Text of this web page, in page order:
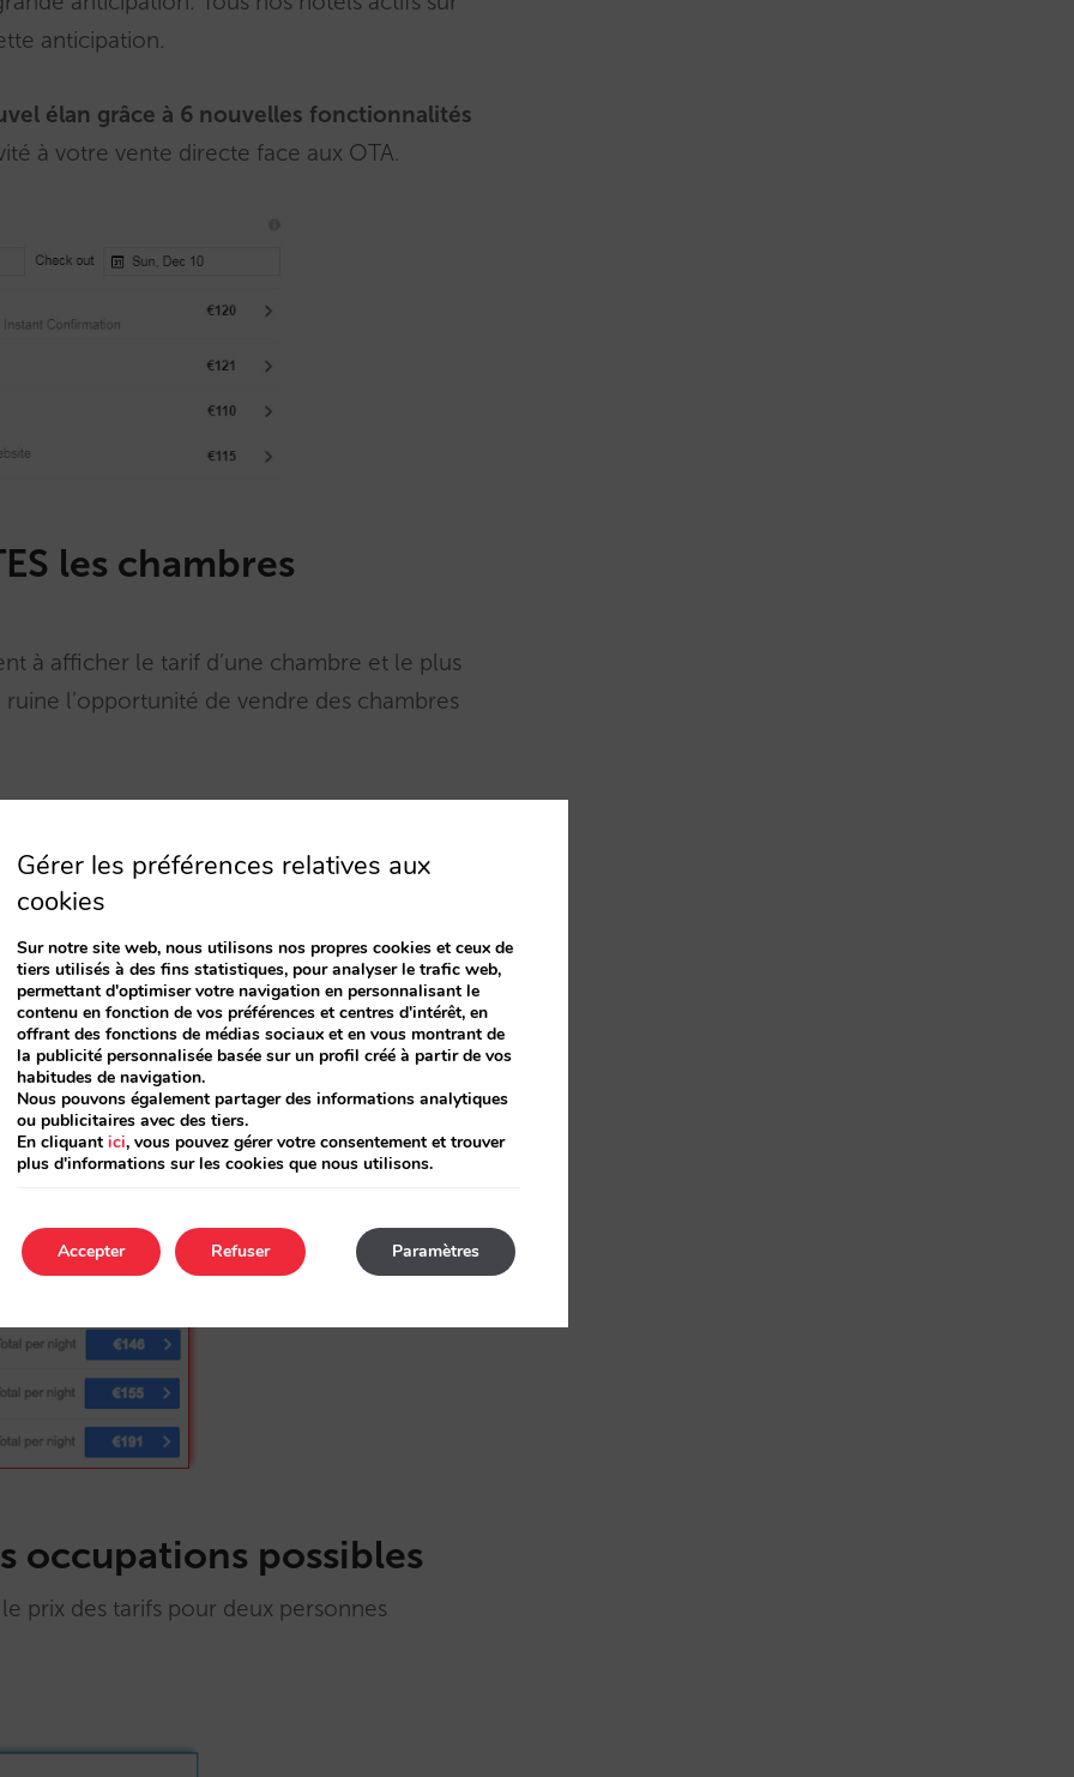
anticipation.
élan grâce à 6 nouvelles fonctionnalités
à votre vente directe face aux OTA.
les chambres
à afficher le tarif d’une chambre et le plus
l’opportunité de vendre des chambres
chambres disponibles à la vente en
occupations possibles
prix des tarifs pour deux personnes
Gérer les préférences relatives aux
cookies
Sur notre site web, nous utilisons nos propres cookies et ceux de
tiers utilisés à des fins statistiques, pour analyser le trafic web,
permettant d'optimiser votre navigation en personnalisant le
contenu en fonction de vos préférences et centres d'intérêt, en
offrant des fonctions de médias sociaux et en vous montrant de
la publicité personnalisée basée sur un profil créé à partir de vos
habitudes de navigation.
Nous pouvons également partager des informations analytiques
ou publicitaires avec des tiers.
En cliquant ici, vous pouvez gérer votre consentement et trouver
plus d'informations sur les cookies que nous utilisons.
Accepter Paramètres
Refuser